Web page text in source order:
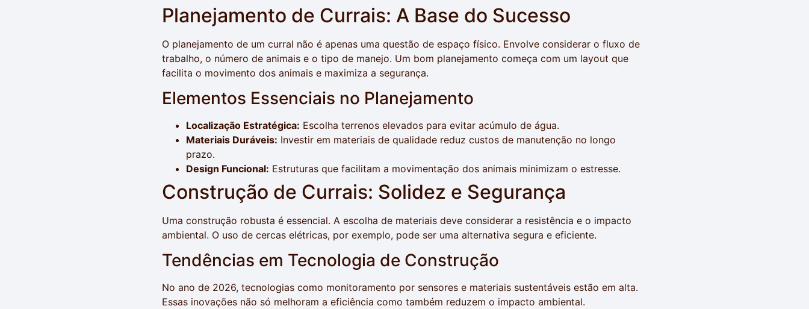
Planejamento de Currais: A Base do Sucesso
O planejamento de um curral não é apenas uma questão de espaço físico. Envolve considerar o fluxo de
trabalho, o número de animais e o tipo de manejo. Um bom planejamento começa com um layout que
facilita o movimento dos animais e maximiza a segurança.
Elementos Essenciais no Planejamento
Localização Estratégica: Escolha terrenos elevados para evitar acúmulo de água.
Materiais Duráveis: Investir em materiais de qualidade reduz custos de manutenção no longo
prazo.
Design Funcional: Estruturas que facilitam a movimentação dos animais minimizam o estresse.
Construção de Currais: Solidez e Segurança
Uma construção robusta é essencial. A escolha de materiais deve considerar a resistência e o impacto
ambiental. O uso de cercas elétricas, por exemplo, pode ser uma alternativa segura e eficiente.
Tendências em Tecnologia de Construção
No ano de 2026, tecnologias como monitoramento por sensores e materiais sustentáveis estão em alta.
Essas inovações não só melhoram a eficiência como também reduzem o impacto ambiental.